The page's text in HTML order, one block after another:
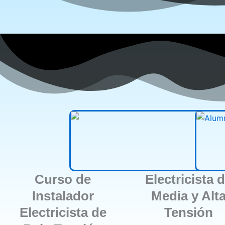
Curso de
Instalador
Electricista de
Electricista
Media y
Tensión